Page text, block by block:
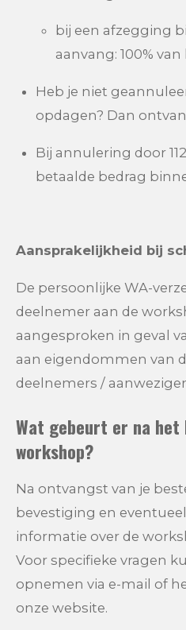
bij een afzegging
aanvang: 100%
Heb je niet
opdagen? Dan
Bij annulering door
betaalde bedrag
Aansprakelijkheid bij
De persoonlijke WA-
deelnemer aan de
aangesproken in geval
aan eigendommen van
deelnemers /
Wat gebeurt er na het
workshop?
Na ontvangst van je
bevestiging en
informatie over de
Voor specifieke vragen
opnemen via e-mail of
onze website.